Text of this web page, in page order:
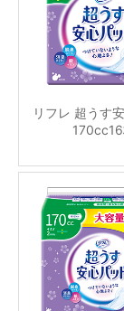
リフレ 超うす